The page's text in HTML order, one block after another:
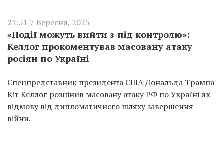
21:51 7 Вересня, 2025
«Події можуть вийти з-під контролю»:
Келлог прокоментував масовану атаку
росіян по Україні
Спецпредставник президента США Дональда Трампа
Кіт Келлог розцінив масовану атаку РФ по Україні як
відмову від дипломатичного шляху завершення
війни.